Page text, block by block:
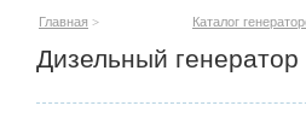
Главная > Каталог
Дизельный